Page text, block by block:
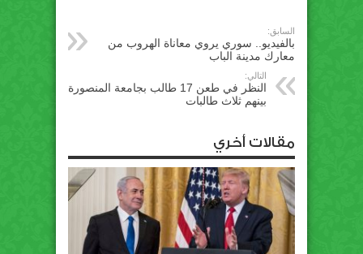
السابق:
بالفيديو.. سوري يروي معاناة الهروب من
معارك مدينة الباب
التالي:
النظر في طعن 17 طالب بجامعة المنصورة
بينهم ثلاث طالبات
مقالات أخري